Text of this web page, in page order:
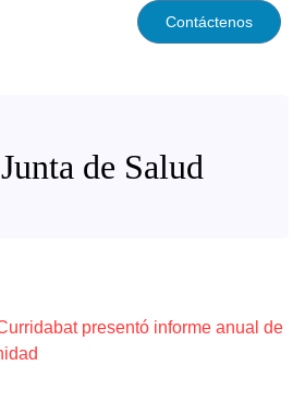
Contáctenos
Junta de Salud